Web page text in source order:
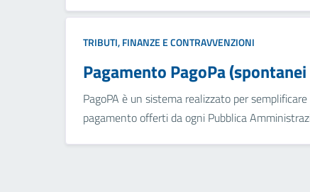
TRIBUTI, FINANZE E CONTRAVVENZIONI
Pagamento PagoPa
PagoPA è un sistema realizzato per
pagamento offerti da ogni Pubblica